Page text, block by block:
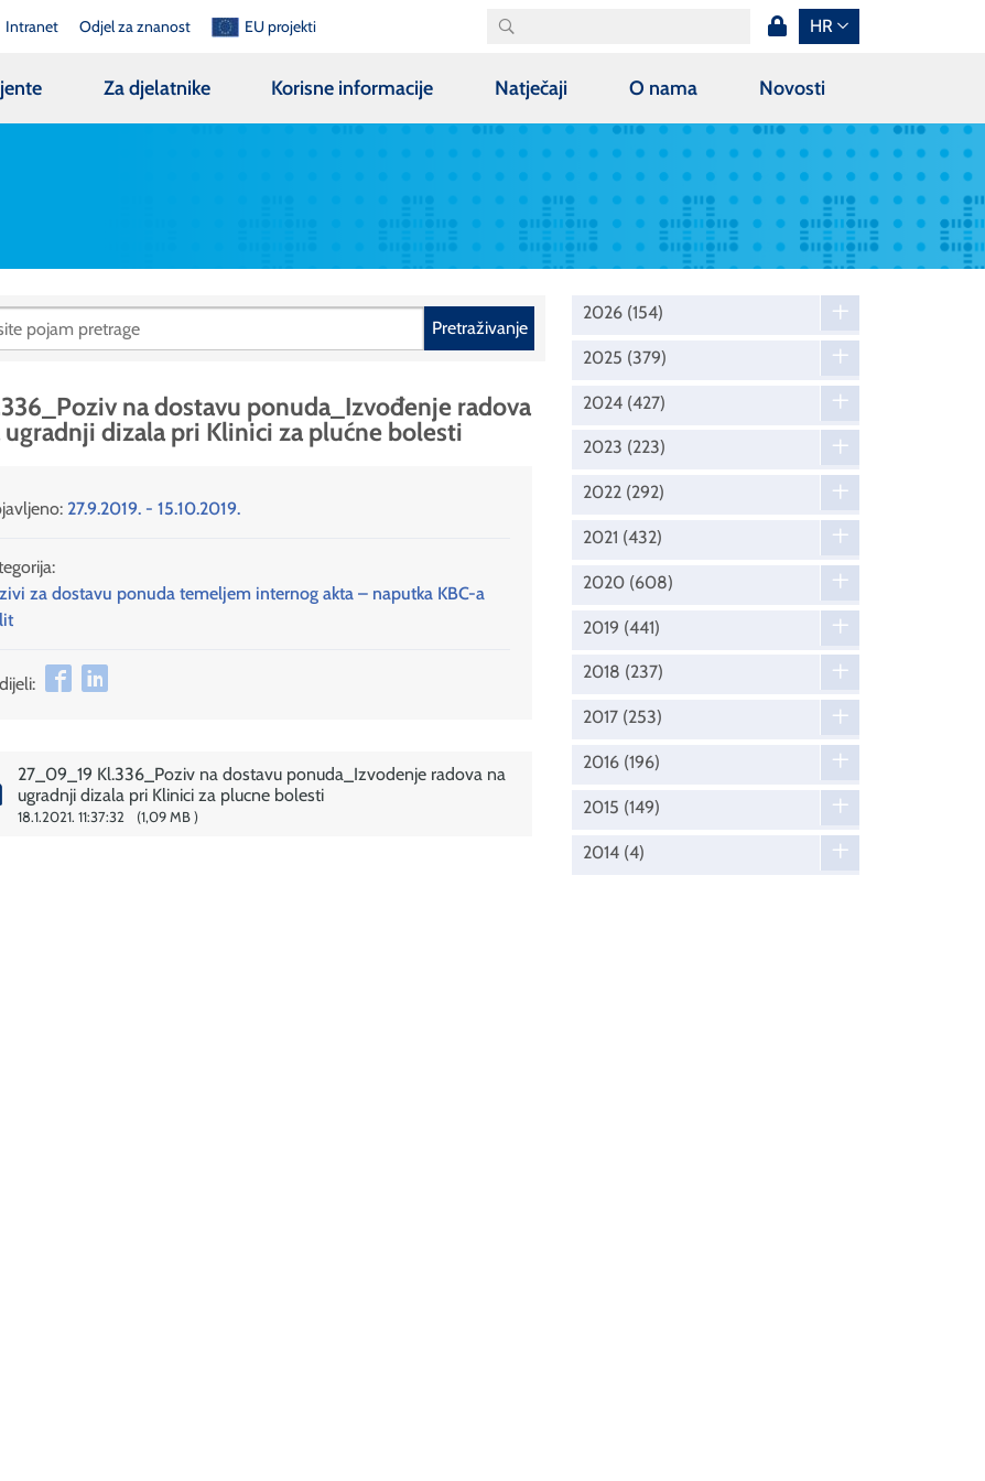
Intranet Odjel za znanost EU projekti HR
Za djelatnike Korisne informacije Natječaji O nama Novosti
Pretraživanje
na dostavu ponuda_Izvođenje radova
ugradnji dizala pri Klinici za plućne bolesti
27.9.2019. - 15.10.2019.
za dostavu ponuda temeljem internog akta – naputka KBC-a
27_09_19 Kl.336_Poziv na dostavu ponuda_Izvodenje radova na
ugradnji dizala pri Klinici za plucne bolesti
18.1.2021. 11:37:32 1,09 MB
2026 (154)
2025 (379)
2024 (427)
2023 (223)
2022 (292)
2021 (432)
2020 (608)
2019 (441)
2018 (237)
2017 (253)
2016 (196)
2015 (149)
2014 (4)